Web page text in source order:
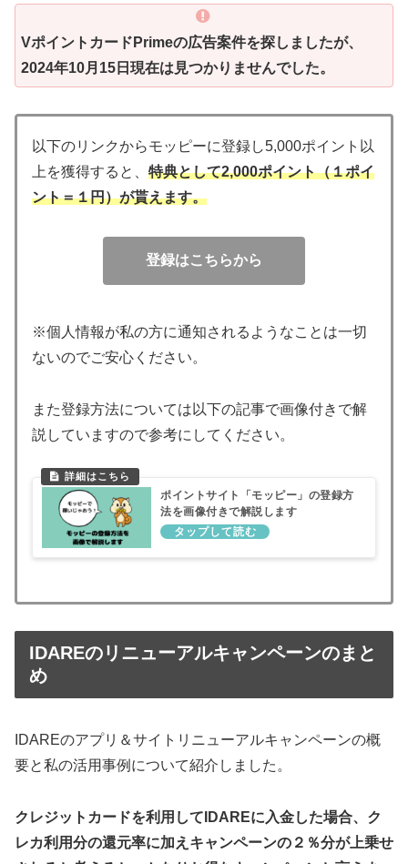
VポイントカードPrimeの広告案件を探しましたが、
2024年10月15日現在は見つかりませんでした。
以下のリンクからモッピーに登録し5,000ポイント以
上を獲得すると、 特典として2,000ポイント（１ポイ
ント＝１円）が貰えます。
登録はこちらから
※個人情報が私の方に通知されるようなことは一切
ないのでご安心ください。
また登録方法については以下の記事で画像付きで解
説していますので参考にしてください。
ポイントサイト「モッピー」の登録方
法を画像付きで解説します
IDAREのリニューアルキャンペーンのまと
め
IDAREのアプリ＆サイトリニューアルキャンペーンの概
要と私の活用事例について紹介しました。
クレジットカードを利用してIDAREに入金した場合、ク
レカ利用分の還元率に加えキャンペーンの２％分が上乗せ